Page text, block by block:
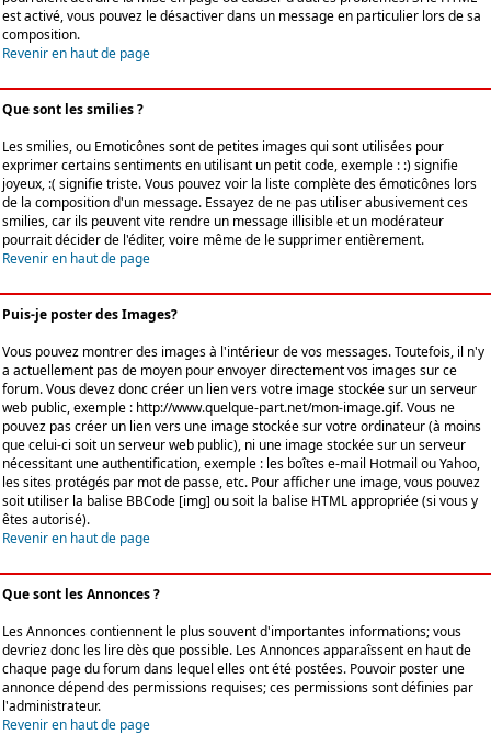
est activé, vous pouvez le désactiver dans un message en particulier lors de sa
composition.
Revenir en haut de page
Que sont les smilies ?
Les smilies, ou Emoticônes sont de petites images qui sont utilisées pour
exprimer certains sentiments en utilisant un petit code, exemple : :) signifie
joyeux, :( signifie triste. Vous pouvez voir la liste complète des émoticônes lors
de la composition d'un message. Essayez de ne pas utiliser abusivement ces
smilies, car ils peuvent vite rendre un message illisible et un modérateur
pourrait décider de l'éditer, voire même de le supprimer entièrement.
Revenir en haut de page
Puis-je poster des Images?
Vous pouvez montrer des images à l'intérieur de vos messages. Toutefois, il n'y
a actuellement pas de moyen pour envoyer directement vos images sur ce
forum. Vous devez donc créer un lien vers votre image stockée sur un serveur
web public, exemple : http://www.quelque-part.net/mon-image.gif. Vous ne
pouvez pas créer un lien vers une image stockée sur votre ordinateur (à moins
que celui-ci soit un serveur web public), ni une image stockée sur un serveur
nécessitant une authentification, exemple : les boîtes e-mail Hotmail ou Yahoo,
les sites protégés par mot de passe, etc. Pour afficher une image, vous pouvez
soit utiliser la balise BBCode [img] ou soit la balise HTML appropriée (si vous y
êtes autorisé).
Revenir en haut de page
Que sont les Annonces ?
Les Annonces contiennent le plus souvent d'importantes informations; vous
devriez donc les lire dès que possible. Les Annonces apparaîssent en haut de
chaque page du forum dans lequel elles ont été postées. Pouvoir poster une
annonce dépend des permissions requises; ces permissions sont définies par
l'administrateur.
Revenir en haut de page